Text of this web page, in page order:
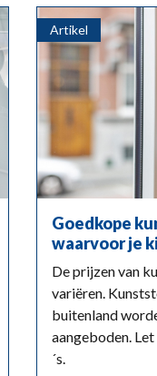
Artikel
Goedkope
waarvoor je
De prijzen van
variëren.
buitenland
aangeboden.
´s.